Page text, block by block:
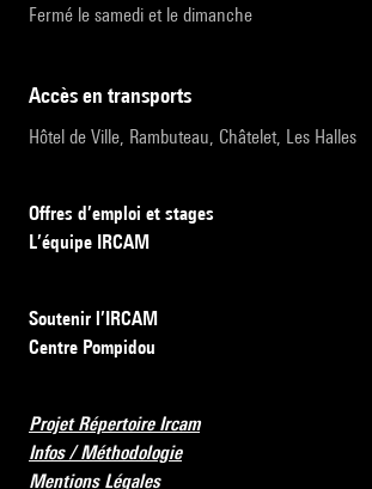
Fermé le samedi et le dimanche
accès en transports
Hôtel de Ville, Rambuteau, Châtelet, Les Halles
Offres d’emploi et stages
L’équipe IRCAM
Soutenir l’IRCAM
Centre Pompidou
Projet Répertoire Ircam
Infos / Méthodologie
Mentions Légales